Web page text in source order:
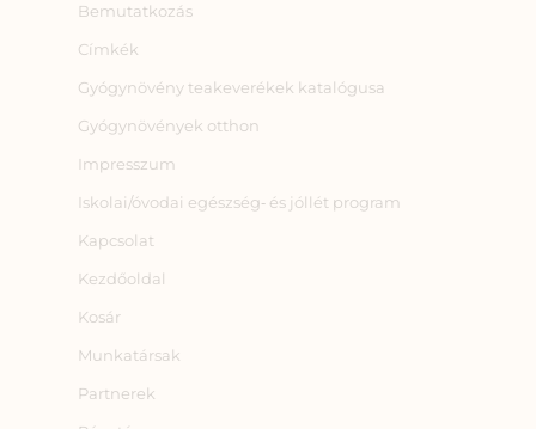
Bemutatkozás
Címkék
Gyógynövény teakeverékek katalógusa
Gyógynövények otthon
Impresszum
Iskolai/óvodai egészség‑ és jóllét program
Kapcsolat
Kezdőoldal
Kosár
Munkatársak
Partnerek